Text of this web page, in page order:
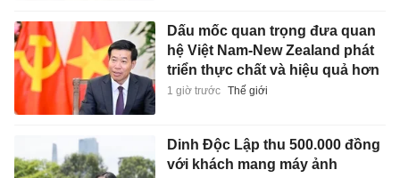
Dấu mốc quan trọng đưa quan
hệ Việt Nam-New Zealand phát
triển thực chất và hiệu quả hơn
1 giờ trước Thế giới
Dinh Độc Lập thu 500.000 đồng
với khách mang máy ảnh